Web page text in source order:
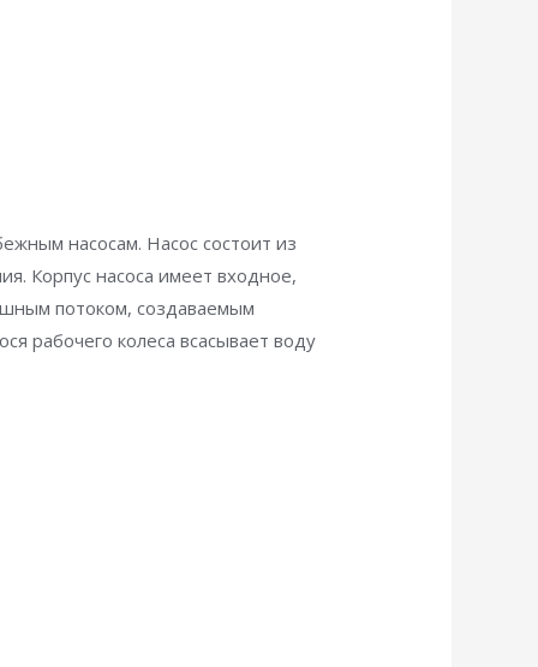
насосам. Насос состоит из
Корпус насоса имеет входное,
потоком, создаваемым
рабочего колеса всасывает воду